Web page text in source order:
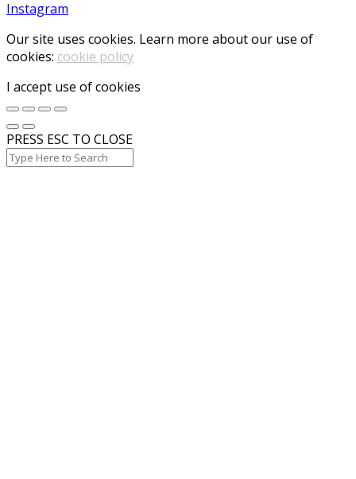
Instagram
Our site uses cookies. Learn more about our use of
cookies: cookie policy
I accept use of cookies
PRESS ESC TO CLOSE